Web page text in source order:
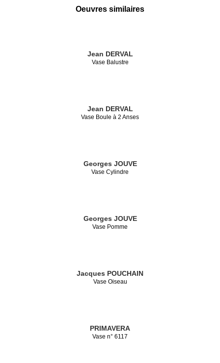
Oeuvres similaires
Jean DERVAL
Vase Balustre
Jean DERVAL
Vase Boule à 2 Anses
Georges JOUVE
Vase Cylindre
Georges JOUVE
Vase Pomme
Jacques POUCHAIN
Vase Oiseau
PRIMAVERA
Vase n° 6117